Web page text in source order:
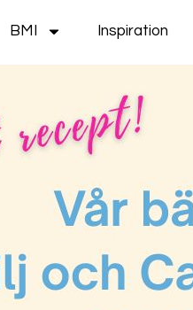
BMI Inspiration